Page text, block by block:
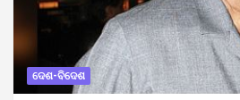
ଦେଶ-ବିଦେଶ